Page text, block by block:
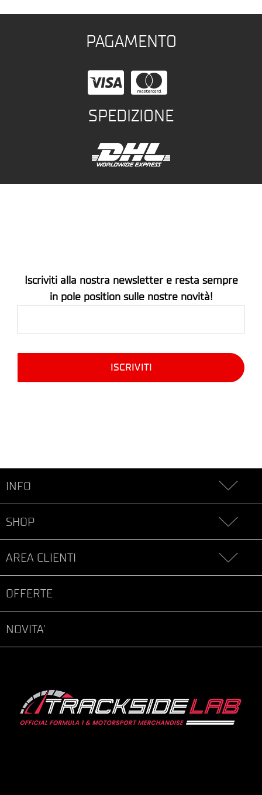
PAGAMENTO
SPEDIZIONE
Iscriviti alla nostra newsletter e resta sempre
in pole position sulle nostre novità!
INFO
SHOP
AREA CLIENTI
OFFERTE
NOVITA'